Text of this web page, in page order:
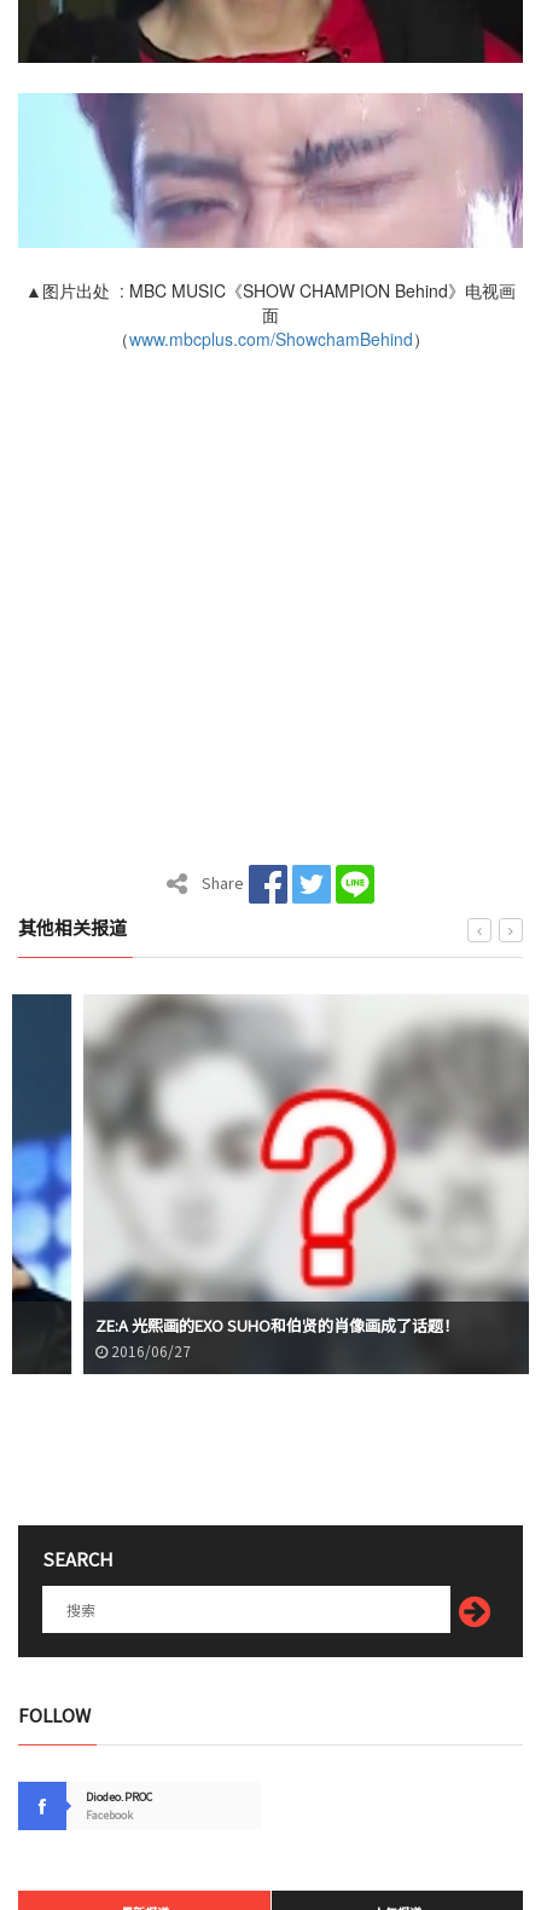
▲图片出处 : MBC MUSIC《SHOW CHAMPION Behind》电视画
面
（www.mbcplus.com/ShowchamBehind）
Share
其他相关报道
ZE:A 光熙画的EXO SUHO和伯贤的肖像画成了话题！
2016/06/27
SEARCH
FOLLOW
Diodeo.PROC
Facebook